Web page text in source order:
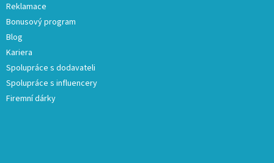
Reklamace
Bonusový program
Blog
Kariera
Spolupráce s dodavateli
Spolupráce s influencery
Firemní dárky